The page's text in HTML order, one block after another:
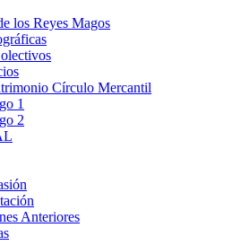
los Reyes Magos
Círculo Mercantil
1
2
Anteriores